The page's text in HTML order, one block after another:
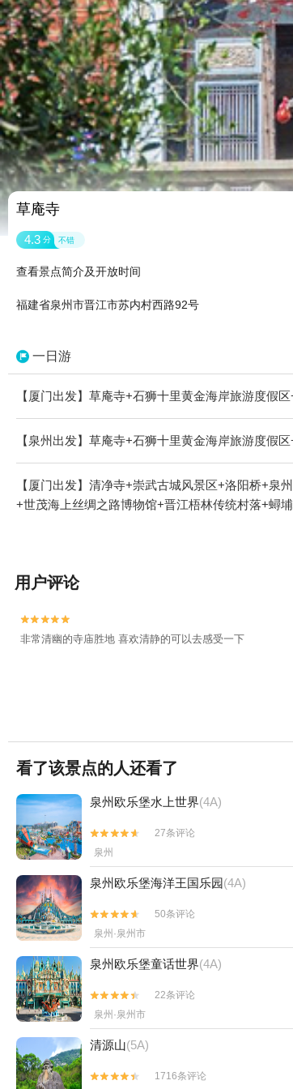
草庵寺
4.3 分 不错
查看景点简介及开放时间
福建省泉州市晋江市苏内村西路92号
一日游
【厦门出发】草庵寺+石狮十里黄金海岸旅游度假
【泉州出发】草庵寺+石狮十里黄金海岸旅游度假
【厦门出发】清净寺+崇武古城风景区+洛阳桥+
+世茂海上丝绸之路博物馆+晋江梧林传统村落+蟳
用户评论


非常清幽的寺庙胜地 喜欢清静的可以去感受一下
看了该景点的人还看了
泉州欧乐堡水上世界(4A)


27条评论
泉州
泉州欧乐堡海洋王国乐园(4A)


50条评论
泉州·泉州市
泉州欧乐堡童话世界(4A)


22条评论
泉州·泉州市
清源山(5A)

 1716条评论